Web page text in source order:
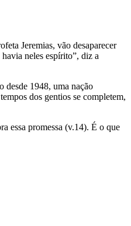
Jeremias, vão desaparecer
neles espírito”, diz a
desde 1948, uma nação
dos gentios se completem,
essa promessa (v.14). É o que